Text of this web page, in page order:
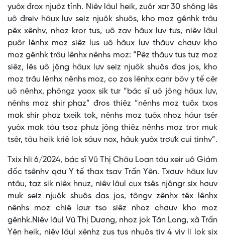
yuôx đrox njuôz tỉnh. Niêv lâul heik, zuôr xar 30 shông lês
uô đreiv hâux lưv seiz njuôk shuôs, kho moz gênhk trâu
pêx xênhv, nhoz kror tưs, uô zav hâux lưv tưs, niêv lâul
puôr lênhx moz siêz lus uô hâux lưv thâuv chơưv kho
moz gênhk trâu lênhx nênhs moz: “Pêz thâuv tưs tưz moz
siêz, lês uô jông hâux lưv seiz njuôk shuôs đas jos, kho
moz trâu lênhx nênhs moz, co zos lênhx canr bôv y tế cêr
uô nênhx, phôngz yaox sik tưr “bác sĩ uô jông hâux lưv,
nênhs moz shir phaz” đros thiêz “nênhs moz tuôx txos
mak shir phaz txeik tok, nênhs moz tuôx nhoz hâur tsêr
yuôx mak tâu tsoz phưz jông thiêz nênhs moz tror muk
tsêr, tâu heik kriê lok sâuv nox, hâuk yuôx trơưk cui tinhv”.
Txix hli 6/2024, bác sĩ Vũ Thị Châu Loan tâu xeir uô Giám
đốc tsênhv qơư Y tế thax tsav Trấn Yên. Txơưv hâux lưv
ntâu, taz sik niêx hnuz, niêv lâul cux tsês njôngr six hơưv
muk seiz njuôk shuôs đas jos, tôngv zênhx têx lênhx
nênhs moz chiê lơưr tso siêz nhoz chơưv kho moz
gênhk.Niêv lâul Vũ Thị Dương, nhoz jok Tân Long, xã Trấn
Yên heik, niêv lâul xênhz zus tus nhuôs tiv 4 viv li lok six